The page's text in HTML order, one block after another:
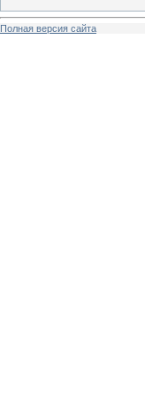
Полная версия сайта